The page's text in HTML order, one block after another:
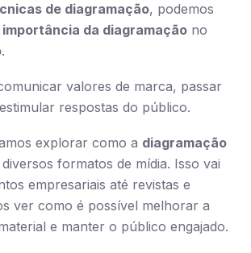
de diagramação, podemos
importância da diagramação no
.
valores de marca, passar
respostas do público.
explorar como a diagramação
formatos de mídia. Isso vai
empresariais até revistas e
ver como é possível melhorar a
e manter o público engajado.